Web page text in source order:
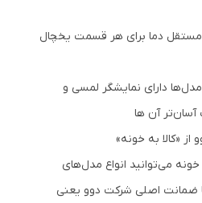
مستقل دما برای هر قسمت یخچال
دارای نمایشگر لمسی و
آسان‌تر آن ها
«کالا به خونه»
خونه می‌توانید انواع مدل‌های
ضمانت اصلی شرکت دوو یعنی